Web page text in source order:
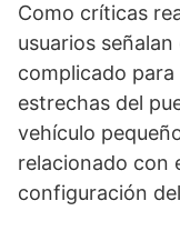
Como críticas
usuarios
complicado
estrechas del
vehículo
relacionado con
configuración